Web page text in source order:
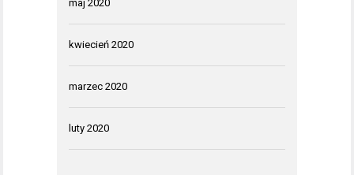
maj 2020
kwiecień 2020
marzec 2020
luty 2020